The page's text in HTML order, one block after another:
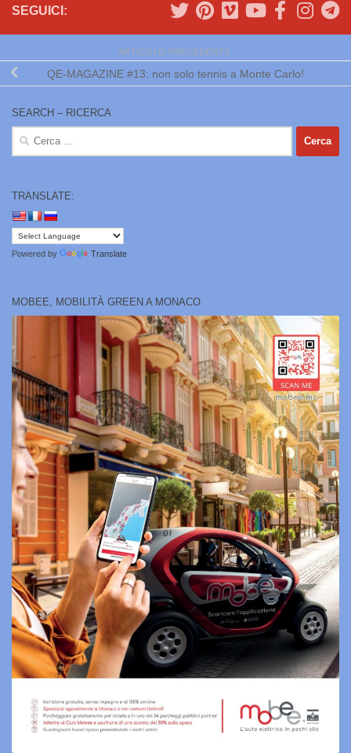
SEGUICI:
ARTICOLO PRECEDENTE
QE-MAGAZINE #13: non solo tennis a Monte Carlo!
SEARCH – RICERCA
Ricerca
TRANSLATE:
Powered by Translate
MOBEE, MOBILITÀ GREEN A MONACO